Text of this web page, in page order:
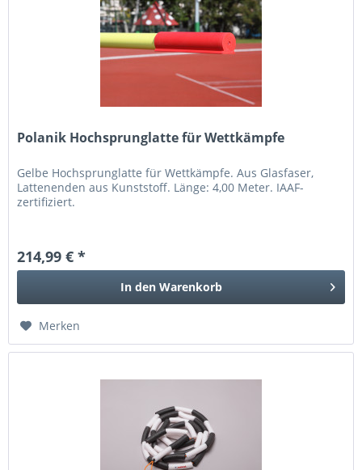
Polanik Hochsprunglatte für Wettkämpfe
Gelbe Hochsprunglatte für Wettkämpfe. Aus Glasfaser,
Lattenenden aus Kunststoff. Länge: 4,00 Meter. IAAF-
zertifiziert.
214,99 € *
In den Warenkorb
Merken